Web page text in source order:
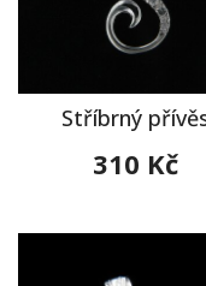
Stříbrný
310 Kč